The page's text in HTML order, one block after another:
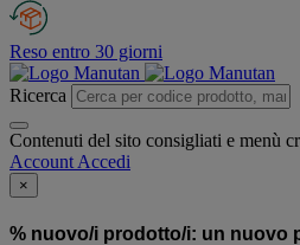
Reso entro 30 giorni
Ricerca
Contenuti del sito consigliati e menù
Account Accedi
×
% nuovo/i prodotto/i: un nuovo